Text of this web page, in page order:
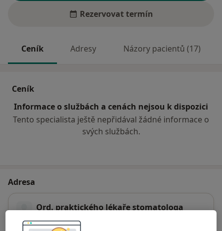
Rezervovat termín
Ceník Adresy Názory pacientů (17)
Ceník
Informace o službách a cenách nejsou k dispozici
Tento specialista ještě nepřidával žádné informace o
svých službách.
Adresa
Ord. praktického lékaře stomatologa
Riegrova 773/72,